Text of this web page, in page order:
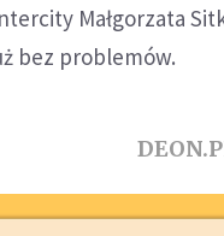
Małgorzata
bez problemów.